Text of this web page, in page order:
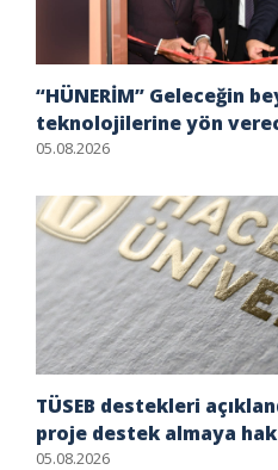
“HÜNERİM” Geleceğin
teknolojilerine yön
05.08.2026
TÜSEB destekleri
proje destek almaya hak
05.08.2026